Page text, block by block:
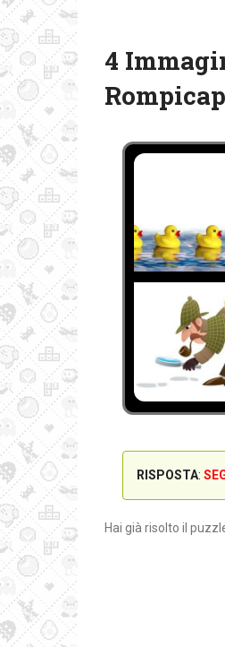
4
RISPOSTA:
Hai già risolto il